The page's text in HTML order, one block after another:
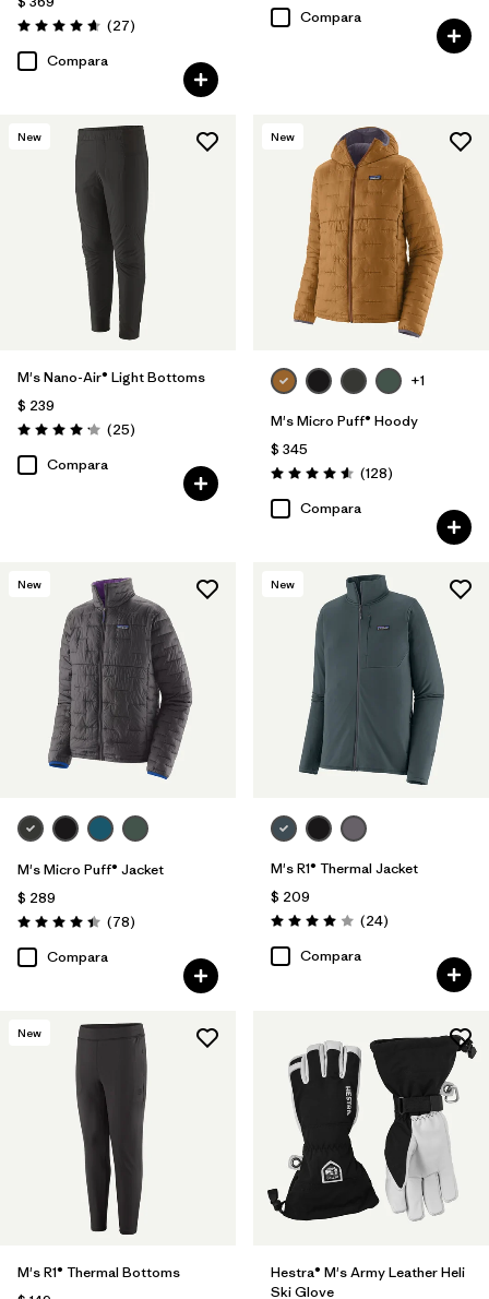
Valoración: 4.6 / 5
(27Comentarios
)
Compara
Compara
New
M's Nano-Air® Light Bottoms
$ 239
Valoración: 4.2 / 5
(25Comentarios
)
Compara
New
+1
M's Micro Puff® Hoody
$ 345
Valoración: 4.6 / 5
(128Comentarios
)
Compara
New
M's Micro Puff® Jacket
$ 289
Valoración: 4.4 / 5
(78Comentarios
)
Compara
New
M's R1® Thermal Jacket
$ 209
Valoración: 4.0 / 5
(24Comentarios
)
Compara
New
M's R1® Thermal Bottoms
Hestra® M's Army Leather Heli
Ski Glove